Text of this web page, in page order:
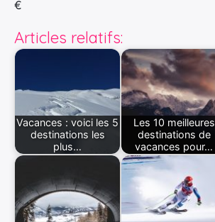
€
Articles relatifs:
Vacances : voici les 5
destinations les
plus…
Les 10 meilleures
destinations de
vacances pour…